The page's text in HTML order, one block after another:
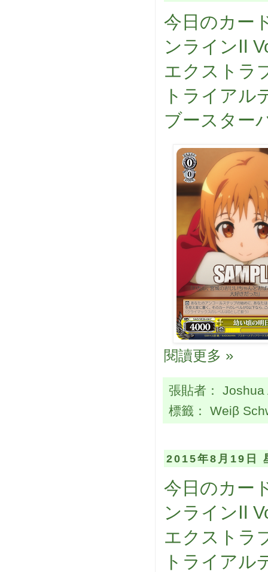
今日のカー
ンラインⅡ
エクストラ
トライアル
ブースター
閱讀更多 »
張貼者：
標籤： Weiβ
2015年8月19日
今日のカー
ンラインⅡ
エクストラ
トライアル